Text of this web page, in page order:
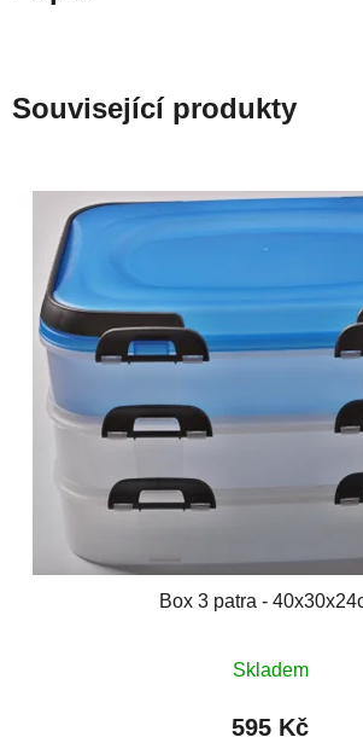
Související produkty
Box 3 patra -
Skladem
595 Kč